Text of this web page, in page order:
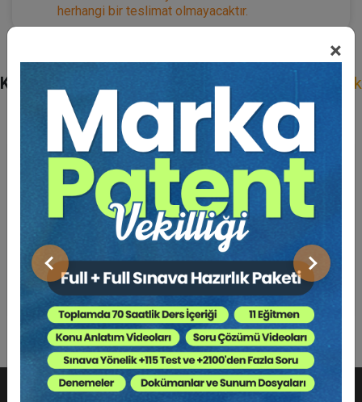
×
Önceki Sonraki
herhangi bir teslimat olmayacaktır.
Kategoriler: Bütün Hukuk Kitapları
Sağlık
ve Tıp Hukuku,Ücretsizler / Armağanımızdır
Açıklama Yazar
Bu Kitap İçin Kaç Ağaç
Kesiliyor ?
Sağlık Hukukuna İlişkin Temel Mevzuat